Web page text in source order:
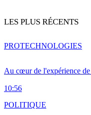
LES PLUS RÉCENTS
Au cœur de l'expérience
10:56
PROTECHNOLOGIES
POLITIQUE